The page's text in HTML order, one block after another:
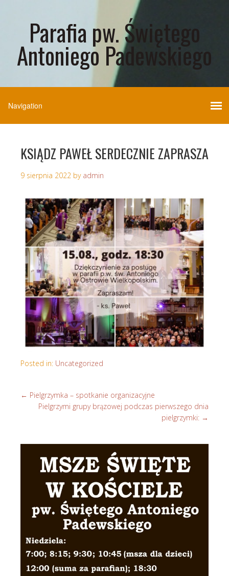
Parafia pw. Świętego
Antoniego Padewskiego
KSIĄDZ PAWEŁ SERDECZNIE ZAPRASZA
9 sierpnia 2022 by admin
Posted in: Uncategorized
← Pielgrzymka – spotkanie organizacyjne
Pielgrzymi grupy brązowej podczas pierwszego dnia
pielgrzymki: →